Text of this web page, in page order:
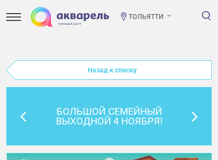
ТОЛЬЯТТИ
Назад к списку
БОЛЬШОЙ СЕМЕЙНЫЙ
ВЫХОДНОЙ 4 НОЯБРЯ!